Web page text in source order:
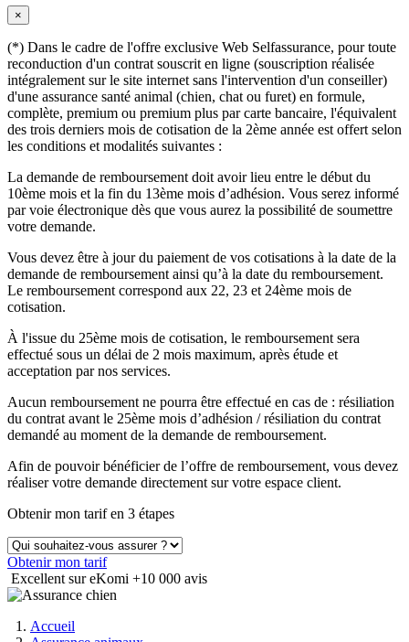
×
(*) Dans le cadre de l'offre exclusive Web Selfassurance, pour toute
reconduction d'un contrat souscrit en ligne (souscription réalisée
intégralement sur le site internet sans l'intervention d'un conseiller)
d'une assurance santé animal (chien, chat ou furet) en formule,
complète, premium ou premium plus par carte bancaire, l'équivalent
des trois derniers mois de cotisation de la 2ème année est offert selon
les conditions et modalités suivantes :
La demande de remboursement doit avoir lieu entre le début du
10ème mois et la fin du 13ème mois d’adhésion. Vous serez informé
par voie électronique dès que vous aurez la possibilité de soumettre
votre demande.
Vous devez être à jour du paiement de vos cotisations à la date de la
demande de remboursement ainsi qu’à la date du remboursement.
Le remboursement correspond aux 22, 23 et 24ème mois de
cotisation.
À l'issue du 25ème mois de cotisation, le remboursement sera
effectué sous un délai de 2 mois maximum, après étude et
acceptation par nos services.
Aucun remboursement ne pourra être effectué en cas de : résiliation
du contrat avant le 25ème mois d’adhésion / résiliation du contrat
demandé au moment de la demande de remboursement.
Afin de pouvoir bénéficier de l’offre de remboursement, vous devez
réaliser votre demande directement sur votre espace client.
Obtenir mon tarif en 3 étapes
Obtenir mon tarif
Excellent sur eKomi +10 000 avis
Accueil